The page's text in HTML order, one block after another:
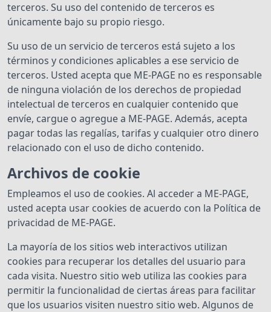
terceros. Su uso del contenido de terceros es
únicamente bajo su propio riesgo.
Su uso de un servicio de terceros está sujeto a los
términos y condiciones aplicables a ese servicio de
terceros. Usted acepta que ME-PAGE no es responsable
de ninguna violación de los derechos de propiedad
intelectual de terceros en cualquier contenido que
envíe, cargue o agregue a ME-PAGE. Además, acepta
pagar todas las regalías, tarifas y cualquier otro dinero
relacionado con el uso de dicho contenido.
Archivos de cookie
Empleamos el uso de cookies. Al acceder a ME-PAGE,
usted acepta usar cookies de acuerdo con la Política de
privacidad de ME-PAGE.
La mayoría de los sitios web interactivos utilizan
cookies para recuperar los detalles del usuario para
cada visita. Nuestro sitio web utiliza las cookies para
permitir la funcionalidad de ciertas áreas para facilitar
que los usuarios visiten nuestro sitio web. Algunos de